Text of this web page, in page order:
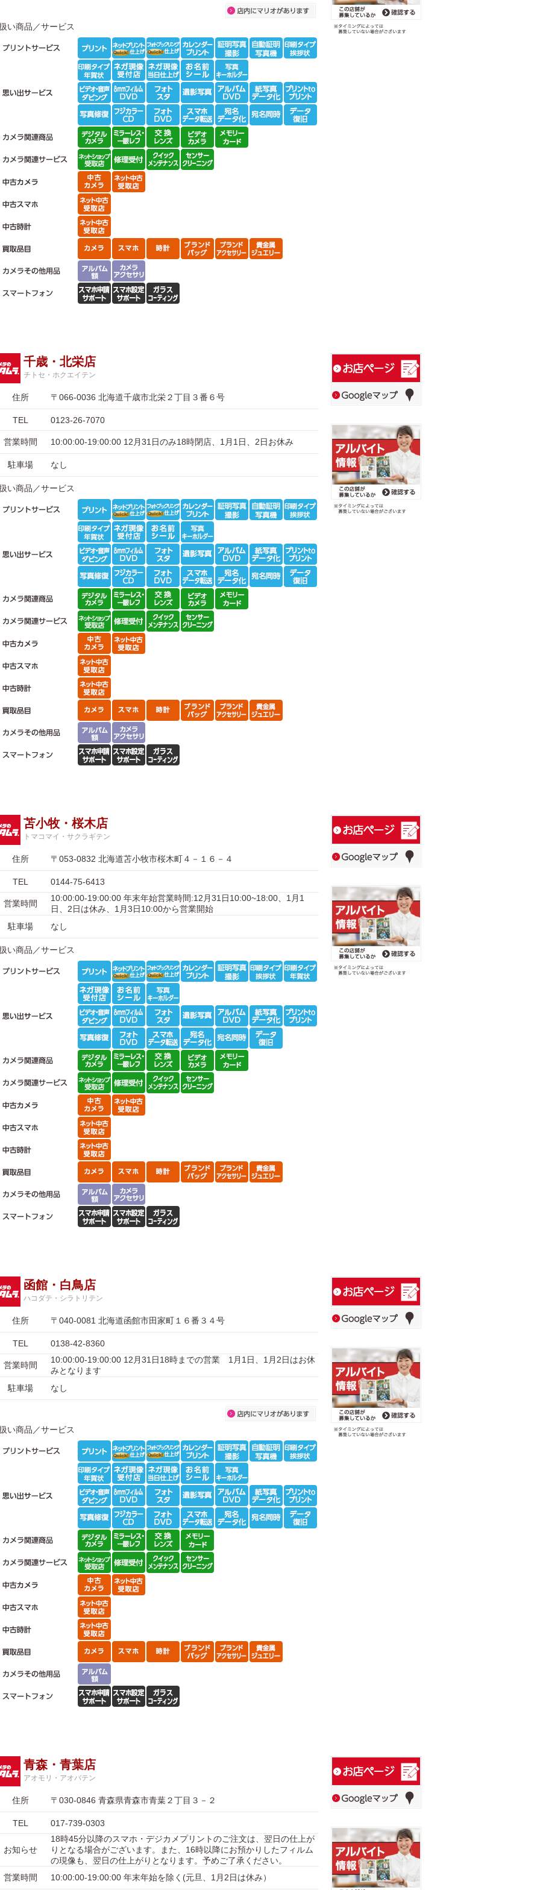
い商品／サービス
千歳・北栄店
チトセ・ホクエイテン
住所 〒066-0036 北海道千歳市北栄２丁目３番６号
TEL 0123-26-7070
営業時間 10:00:00-19:00:00 12月31日のみ18時閉店、1月1日、2日お休み
駐車場 なし
い商品／サービス
苫小牧・桜木店
トマコマイ・サクラギテン
住所 〒053-0832 北海道苫小牧市桜木町４－１６－４
TEL 0144-75-6413
営業時間
10:00:00-19:00:00 年末年始営業時間:12月31日10:00~18:00、1月1
日、2日は休み、1月3日10:00から営業開始
駐車場
なし
い商品／サービス
函館・白鳥店
ハコダテ・シラトリテン
住所 〒040-0081 北海道函館市田家町１６番３４号
TEL 0138-42-8360
営業時間
10:00:00-19:00:00 12月31日18時までの営業 1月1日、1月2日はお休
みとなります
駐車場
なし
い商品／サービス
青森・青葉店
アオモリ・アオバテン
住所 〒030-0846 青森県青森市青葉２丁目３－２
TEL 017-739-0303
お知らせ
18時45分以降のスマホ・デジカメプリントのご注文は、翌日の仕上が
りとなる場合がございます。また、16時以降にお預かりしたフィルム
の現像も、翌日の仕上がりとなります。予めご了承ください。
営業時間
10:00:00-19:00:00 年末年始を除く(元旦、1月2日は休み）